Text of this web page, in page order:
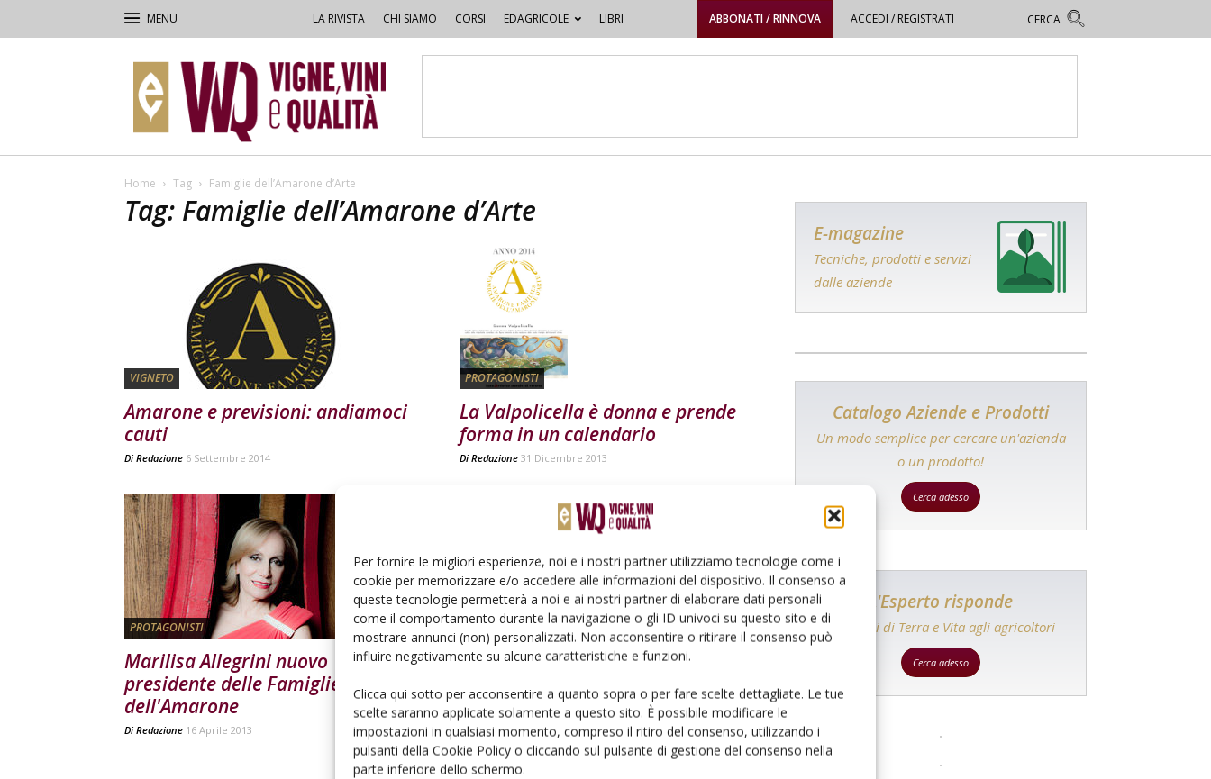
Per fornire le migliori esperienze, noi e i nostri partner utilizziamo tecnologie come i
cookie per memorizzare e/o accedere alle informazioni del dispositivo. Il consenso a
queste tecnologie permetterà a noi e ai nostri partner di elaborare dati personali
come il comportamento durante la navigazione o gli ID univoci su questo sito e di
mostrare annunci (non) personalizzati. Non acconsentire o ritirare il consenso può
influire negativamente su alcune caratteristiche e funzioni.
Clicca qui sotto per acconsentire a quanto sopra o per fare scelte dettagliate. Le tue
scelte saranno applicate solamente a questo sito. È possibile modificare le
impostazioni in qualsiasi momento, compreso il ritiro del consenso, utilizzando i
pulsanti della Cookie Policy o cliccando sul pulsante di gestione del consenso nella
parte inferiore dello schermo.
LA RIVISTA CHI SIAMO CORSI EDAGRICOLE LIBRI ABBONATI / RINNOVA ACCEDI / REGISTRATI
–
Vigne,
Vini
&
Home Tag Famiglie dell’Amarone d’Arte
Tag: Famiglie dell’Amarone d’Arte
VIGNETO
Amarone e previsioni: andiamoci
cauti
Di Redazione 6 Settembre 2014
PROTAGONISTI
La Valpolicella è donna e prende
forma in un calendario
Di Redazione 31 Dicembre 2013
PROTAGONISTI
Marilisa Allegrini nuovo
presidente delle Famiglie
dell'Amarone
Di Redazione 16 Aprile 2013
E-magazine
Tecniche, prodotti e servizi
dalle aziende
Catalogo Aziende e Prodotti
Un modo semplice per cercare un'azienda
o un prodotto!
Cerca adesso
L'Esperto risponde
I consigli di Terra e Vita agli agricoltori
Cerca adesso